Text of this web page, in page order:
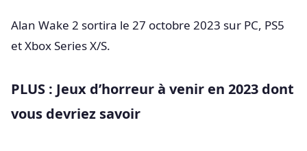
Alan Wake 2 sortira le 27 octobre 2023 sur PC, PS5
et Xbox Series X/S.
PLUS : Jeux d’horreur à venir en 2023 dont
vous devriez savoir